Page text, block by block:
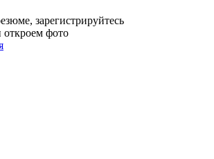
зарегистрируйтесь
откроем фото